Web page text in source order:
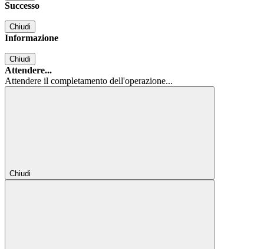
Successo
Chiudi
Informazione
Chiudi
Attendere...
Attendere il completamento dell'operazione...
Chiudi